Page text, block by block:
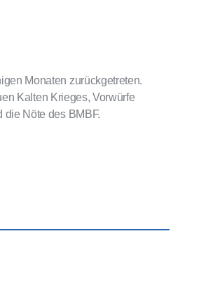
Monaten zurückgetreten.
Kalten Krieges, Vorwürfe
die Nöte des BMBF.